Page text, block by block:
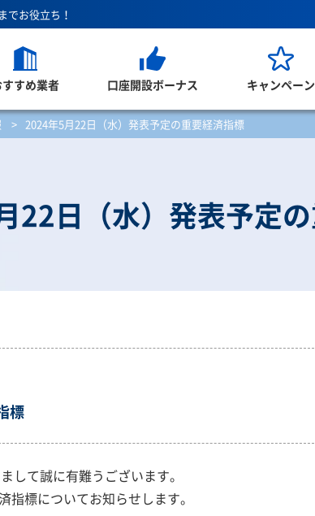
でお役立ち！
すすめ業者 口座開設ボーナス キャンペーン
> 2024年5月22日（水）発表予定の重要経済指標
22日（水）発表予定
標
して誠に有難うございます。
標についてお知らせします。